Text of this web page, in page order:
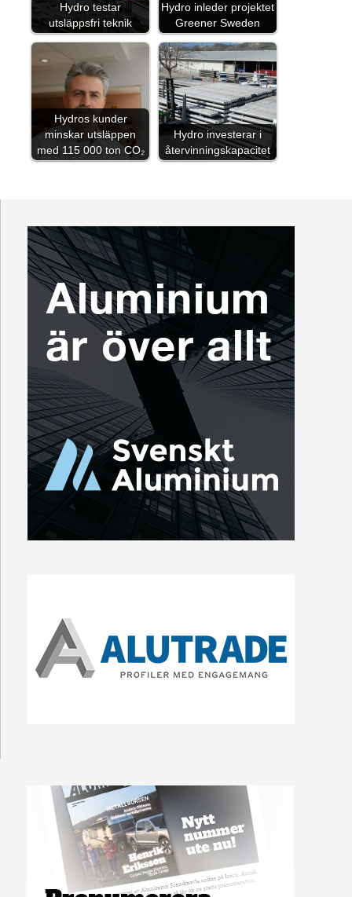
Hydro testar
utsläppsfri teknik
Hydro inleder projektet
Greener Sweden
Hydros kunder
minskar utsläppen
med 115 000 ton CO₂
Hydro investerar i
återvinningskapacitet